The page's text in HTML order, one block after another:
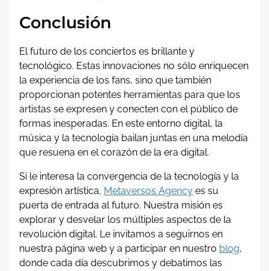
Conclusión
El futuro de los conciertos es brillante y
tecnológico. Estas innovaciones no sólo enriquecen
la experiencia de los fans, sino que también
proporcionan potentes herramientas para que los
artistas se expresen y conecten con el público de
formas inesperadas. En este entorno digital, la
música y la tecnología bailan juntas en una melodía
que resuena en el corazón de la era digital.
Si le interesa la convergencia de la tecnología y la
expresión artística, Metaversos Agency es su
puerta de entrada al futuro. Nuestra misión es
explorar y desvelar los múltiples aspectos de la
revolución digital. Le invitamos a seguirnos en
nuestra página web y a participar en nuestro blog,
donde cada día descubrimos y debatimos las